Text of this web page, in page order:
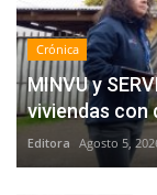
Crónica
MINVU y
viviendas con
Editora Agosto 5,